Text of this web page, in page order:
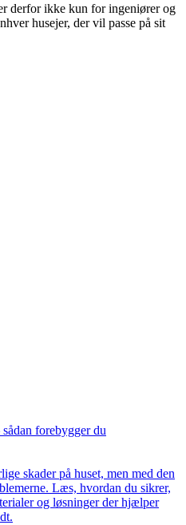
derfor ikke kun for ingeniører og
husejer, der vil passe på sit
forebygger du
skader på huset, men med den
Læs, hvordan du sikrer,
og løsninger der hjælper